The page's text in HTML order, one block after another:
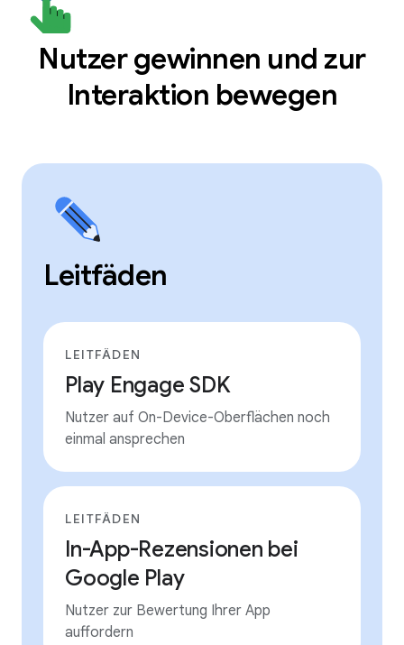
Nutzer gewinnen und zur
Interaktion bewegen
Leitfäden
LEITFÄDEN
Play Engage SDK
Nutzer auf On-Device-Oberflächen noch
einmal ansprechen
LEITFÄDEN
In-App-Rezensionen bei
Google Play
Nutzer zur Bewertung Ihrer App
auffordern